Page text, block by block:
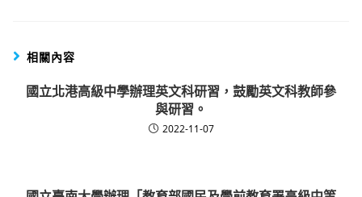
相關內容
國立北港高級中學辦理英文科研習，鼓勵英文科教師參
與研習。
2022-11-07